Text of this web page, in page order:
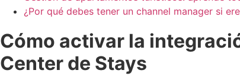
¿Por qué debes tener un channel manager si
Cómo activar la
Center de Stays